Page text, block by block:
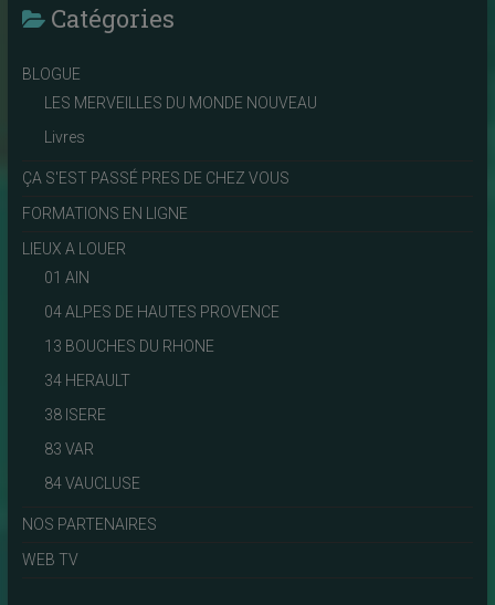
Catégories
BLOGUE
LES MERVEILLES DU MONDE NOUVEAU
Livres
ÇA S'EST PASSÉ PRES DE CHEZ VOUS
FORMATIONS EN LIGNE
LIEUX A LOUER
01 AIN
04 ALPES DE HAUTES PROVENCE
13 BOUCHES DU RHONE
34 HERAULT
38 ISERE
83 VAR
84 VAUCLUSE
NOS PARTENAIRES
WEB TV